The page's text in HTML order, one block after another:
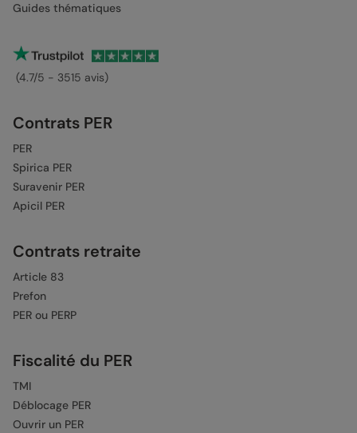
Guides thématiques
(4.7/5 - 3515 avis)
Contrats PER
PER
Spirica PER
Suravenir PER
Apicil PER
Contrats retraite
Article 83
Prefon
PER ou PERP
Fiscalité du PER
TMI
Déblocage PER
Ouvrir un PER